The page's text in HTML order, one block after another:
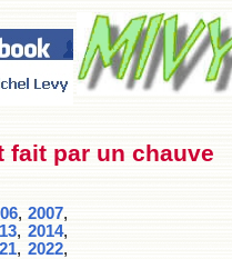
fait par un chauve
,2007,
, 2014,
,2022,